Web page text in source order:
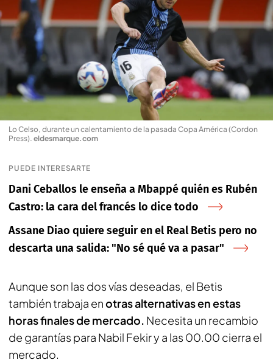
Lo Celso, durante un calentamiento de la pasada Copa América (Cordon
Press). eldesmarque.com
PUEDE INTERESARTE
Dani Ceballos le enseña a Mbappé quién es Rubén
Castro: la cara del francés lo dice todo
Assane Diao quiere seguir en el Real Betis pero no
descarta una salida: "No sé qué va a pasar"
Aunque son las dos vías deseadas, el Betis
también trabaja enotras alternativas en estas
horas finales de mercado. Necesita un recambio
de garantías para Nabil Fekir y a las 00.00 cierra el
mercado.